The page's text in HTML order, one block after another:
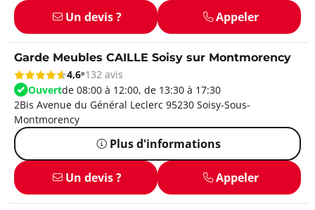
Un devis ? Appeler
Garde Meubles CAILLE Soisy sur Montmorency
4,6 132 avis
Ouvertde 08:00 à 12:00, de 13:30 à 17:30
2Bis Avenue du Général Leclerc 95230 Soisy-Sous-
Montmorency
Plus d'informations
Un devis ? Appeler